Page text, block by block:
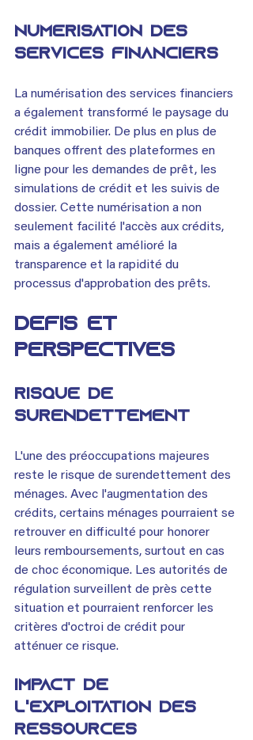
Numérisation des
services financiers
La numérisation des services financiers
a également transformé le paysage du
crédit immobilier. De plus en plus de
banques offrent des plateformes en
ligne pour les demandes de prêt, les
simulations de crédit et les suivis de
dossier. Cette numérisation a non
seulement facilité l'accès aux crédits,
mais a également amélioré la
transparence et la rapidité du
processus d'approbation des prêts.
Défis et
Perspectives
Risque de
surendettement
L'une des préoccupations majeures
reste le risque de surendettement des
ménages. Avec l'augmentation des
crédits, certains ménages pourraient se
retrouver en difficulté pour honorer
leurs remboursements, surtout en cas
de choc économique. Les autorités de
régulation surveillent de près cette
situation et pourraient renforcer les
critères d'octroi de crédit pour
atténuer ce risque.
Impact de
l'exploitation des
ressources